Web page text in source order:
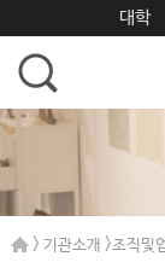
대학
> 기관소개 >조직및